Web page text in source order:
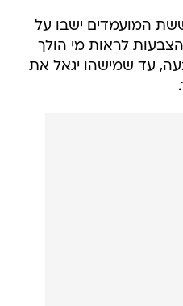
המועמדים ישבו על
לראות מי הולך
עד שמישהו יגאל את